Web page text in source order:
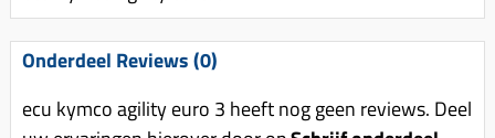
Waterpomp (delen)
V-snaren
Variorolsets
Remschijven
Voorrem kabel
Voorvork
Accessoires overig
Zadel
Speednut
Onderdeel Reviews (0)
ecu kymco agility euro 3 heeft nog geen reviews. Deel